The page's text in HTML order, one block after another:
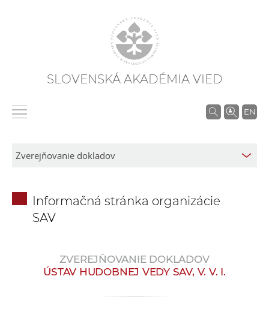
SLOVENSKÁ AKADÉMIA VIED
EN
V
e
Informačná stránka organizácie
SAV
ZVEREJŇOVANIE DOKLADOV
ÚSTAV HUDOBNEJ VEDY SAV, V. V. I.